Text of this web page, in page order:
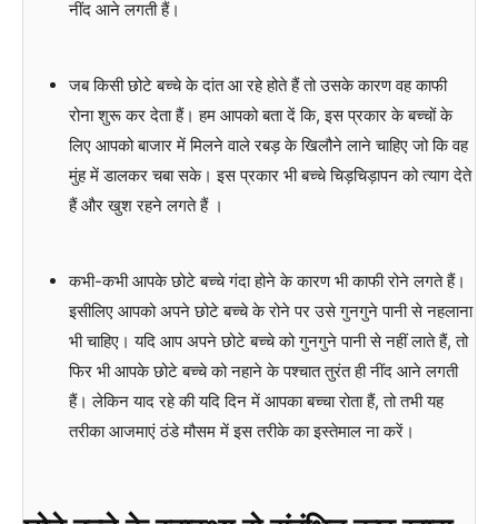
नींद आने लगती हैं।
जब किसी छोटे बच्चे के दांत आ रहे होते हैं तो उसके कारण वह काफी
रोना शुरू कर देता हैं। हम आपको बता दें कि, इस प्रकार के बच्चों के
लिए आपको बाजार में मिलने वाले रबड़ के खिलौने लाने चाहिए जो कि वह
मुंह में डालकर चबा सके। इस प्रकार भी बच्चे चिड़चिड़ापन को त्याग देते
हैं और खुश रहने लगते हैं ।
कभी-कभी आपके छोटे बच्चे गंदा होने के कारण भी काफी रोने लगते हैं।
इसीलिए आपको अपने छोटे बच्चे के रोने पर उसे गुनगुने पानी से नहलाना
भी चाहिए। यदि आप अपने छोटे बच्चे को गुनगुने पानी से नहीं लाते हैं, तो
फिर भी आपके छोटे बच्चे को नहाने के पश्चात तुरंत ही नींद आने लगती
हैं। लेकिन याद रहे की यदि दिन में आपका बच्चा रोता हैं, तो तभी यह
तरीका आजमाएं ठंडे मौसम में इस तरीके का इस्तेमाल ना करें।